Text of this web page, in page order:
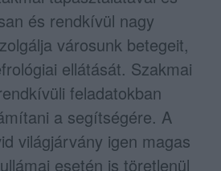
és rendkívül nagy
városunk betegeit,
ellátását. Szakmai
feladatokban
a segítségére. A
világjárvány igen magas
esetén is töretlenül